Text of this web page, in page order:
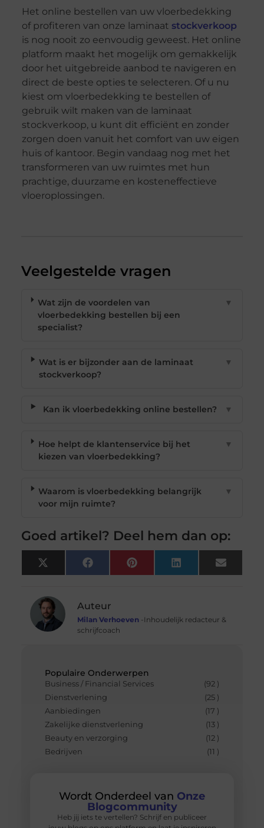
Populaire Onderwerpen
Business / Financial Services
(92 )
Dienstverlening
(25 )
Aanbiedingen
(17 )
Zakelijke dienstverlening
(13 )
Beauty en verzorging
(12 )
Bedrijven
(11 )
Wordt Onderdeel van Onze
Blogcommunity
Heb jij iets te vertellen? Schrijf en publiceer
Het online bestellen van uw vloerbedekking
of profiteren van onze laminaat stockverkoop
is nog nooit zo eenvoudig geweest. Het online
platform maakt het mogelijk om gemakkelijk
door het uitgebreide aanbod te navigeren en
direct de beste opties te selecteren. Of u nu
kiest om vloerbedekking te bestellen of
gebruik wilt maken van de laminaat
stockverkoop, u kunt dit efficiënt en zonder
zorgen doen vanuit het comfort van uw eigen
huis of kantoor. Begin vandaag nog met het
transformeren van uw ruimtes met hun
prachtige, duurzame en kosteneffectieve
vloeroplossingen.
Veelgestelde vragen
Wat zijn de voordelen van
vloerbedekking bestellen bij een
specialist?
▼
Wat is er bijzonder aan de laminaat
stockverkoop?
▼
Kan ik vloerbedekking online bestellen? ▼
Hoe helpt de klantenservice bij het
kiezen van vloerbedekking?
▼
Waarom is vloerbedekking belangrijk
voor mijn ruimte?
▼
Goed artikel? Deel hem dan op:
X
(Twitter)
FacebookPinterest LinkedIn Email
Auteur
Milan Verhoeven-Inhoudelijk redacteur &
schrijfcoach